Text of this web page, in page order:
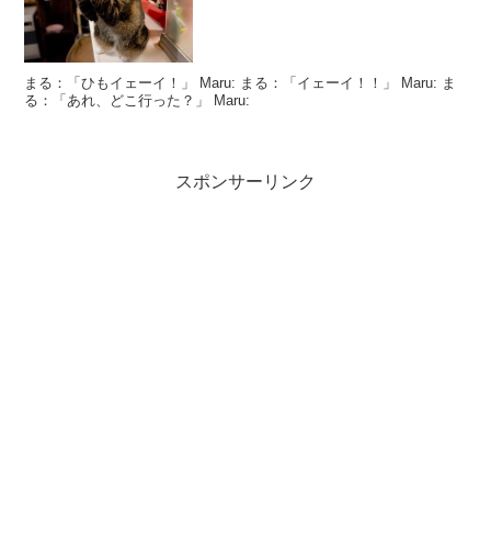
まる：「ひもイェーイ！」 Maru: まる：「イェーイ！！」 Maru: ま
る：「あれ、どこ行った？」 Maru:
スポンサーリンク